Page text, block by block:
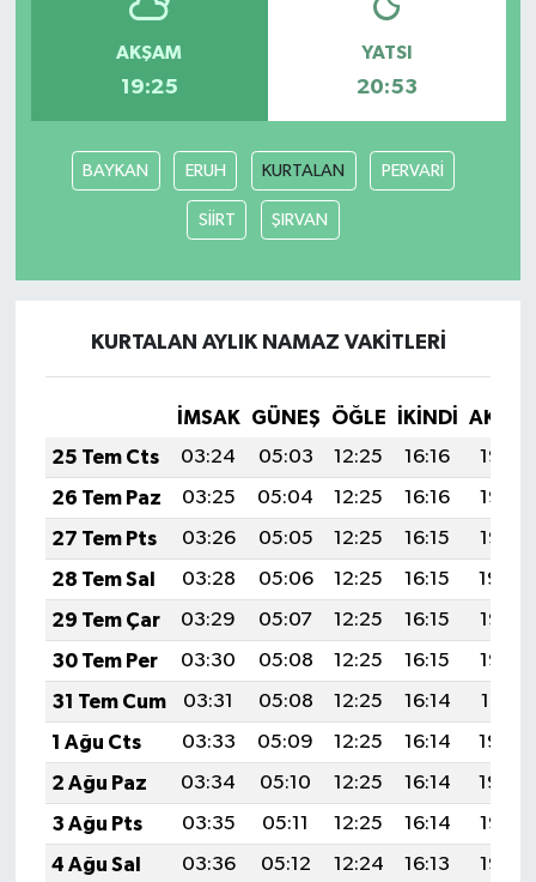
AKŞAM
19:25
YATSI
20:53
BAYKAN ERUH KURTALAN PERVARİ
SİİRT ŞIRVAN
KURTALAN AYLIK NAMAZ VAKITLERI
İMSAK GÜNEŞ ÖĞLE İKINDI
25 Tem Cts
03:24 05:03 12:25 16:16
19:36
26 Tem Paz
03:25 05:04 12:25 16:16
19:35
27 Tem Pts
03:26 05:05 12:25 16:15
19:35
28 Tem Sal
03:28 05:06 12:25 16:15
19:34
29 Tem Çar
03:29 05:07 12:25 16:15
19:33
30 Tem Per
03:30 05:08 12:25 16:15
19:32
31 Tem Cum
03:31 05:08 12:25 16:14
19:31
1 Ağu Cts
03:33 05:09 12:25 16:14
19:30
2 Ağu Paz
03:34 05:10 12:25 16:14
19:29
3 Ağu Pts
03:35 05:11 12:25 16:14
19:28
4 Ağu Sal
03:36 05:12 12:24 16:13
19:27
Bilim ve Teknoloji
Güvenlik
Resmi İlanlar